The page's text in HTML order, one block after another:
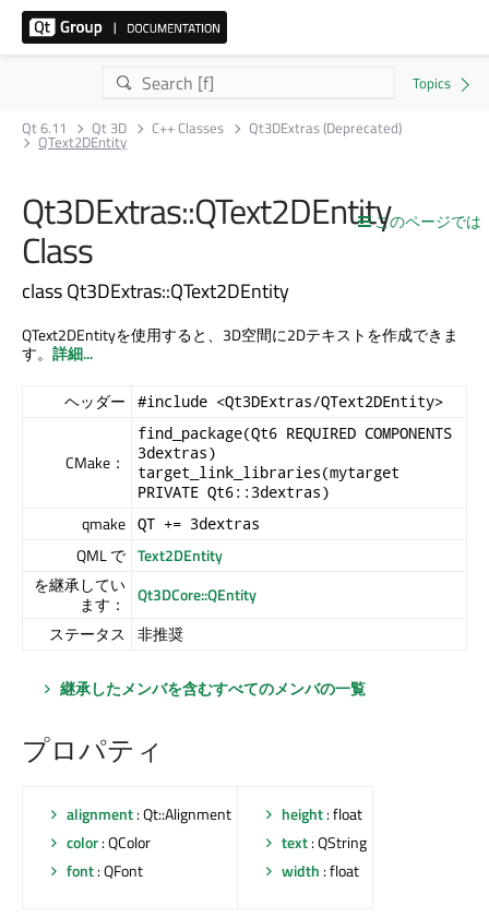
Qt 6.11 Qt 3D C++ Classes Qt3DExtras (Deprecated)
QText2DEntity
このページでは
Qt3DExtras::QText2DEntity
Class
class Qt3DExtras::QText2DEntity
QText2DEntityを使用すると、3D空間に2Dテキストを作成できま
す。 詳細...
ヘッダー #include <Qt3DExtras/QText2DEntity>
CMake：
find_package(Qt6 REQUIRED COMPONENTS
3dextras)
target_link_libraries(mytarget
PRIVATE Qt6::3dextras)
qmake QT += 3dextras
QML で Text2DEntity
を継承してい
ます：
Qt3DCore::QEntity
ステータス
非推奨
継承したメンバを含むすべてのメンバの一覧
プロパティ
alignment: Qt::Alignment
color: QColor
font: QFont
height: float
text: QString
width : float